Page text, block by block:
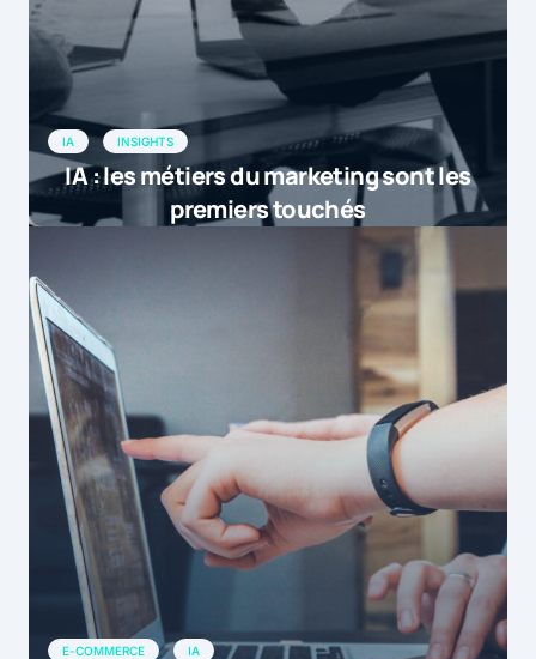
IA INSIGHTS
IA : les métiers du marketing sont les
premiers touchés
E-COMMERCE IA